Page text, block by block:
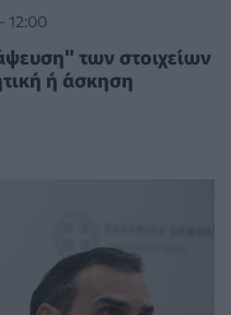
12:00
των στοιχείων
ή άσκηση